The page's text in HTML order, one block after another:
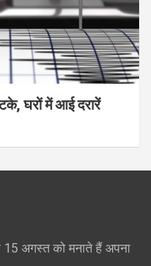
घरों में आई दरारें
15 अगस्त को मनाते हैं अपना